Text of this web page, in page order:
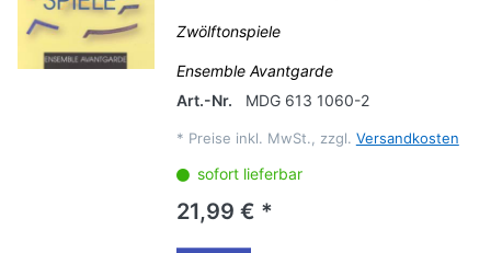
Zwölftonspiele
Ensemble Avantgarde
Art.-Nr.
MDG 613 1060-2
* Preise inkl. MwSt., zzgl. Versandkosten
sofort lieferbar
21,99 € *